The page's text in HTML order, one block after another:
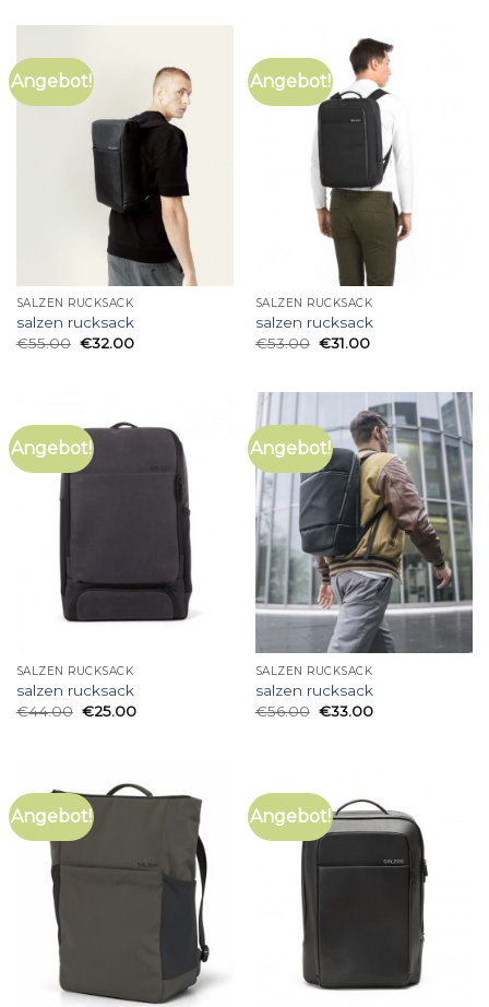
Angebot!
SALZEN RUCKSACK
salzen rucksack
€55.00 €32.00
Angebot!
SALZEN RUCKSACK
salzen rucksack
€53.00 €31.00
Angebot!
SALZEN RUCKSACK
salzen rucksack
€44.00 €25.00
Angebot!
SALZEN RUCKSACK
salzen rucksack
€56.00 €33.00
Angebot! Angebot!